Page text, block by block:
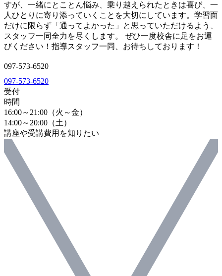
すが、一緒にとことん悩み、乗り越えられたときは喜び、一
人ひとりに寄り添っていくことを大切にしています。学習面
だけに限らず「通ってよかった」と思っていただけるよう、
スタッフ一同全力を尽くします。 ぜひ一度校舎に足をお運
びください！指導スタッフ一同、お待ちしております！
097-573-6520
097-573-6520
受付
時間
16:00～21:00（火～金）
14:00～20:00（土）
講座や受講費用を知りたい